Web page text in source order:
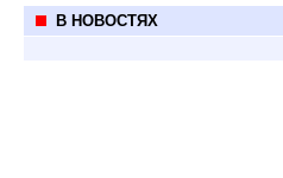
В НОВОСТЯХ